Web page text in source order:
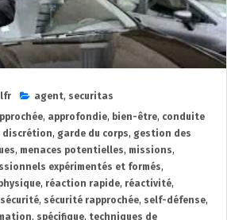
agent, securitas
, approfondie, bien-être, conduite
discrétion, garde du corps, gestion des
, menaces potentielles, missions,
expérimentés et formés,
, réaction rapide, réactivité,
sécurité, sécurité rapprochée, self-défense,
, spécifique, techniques de